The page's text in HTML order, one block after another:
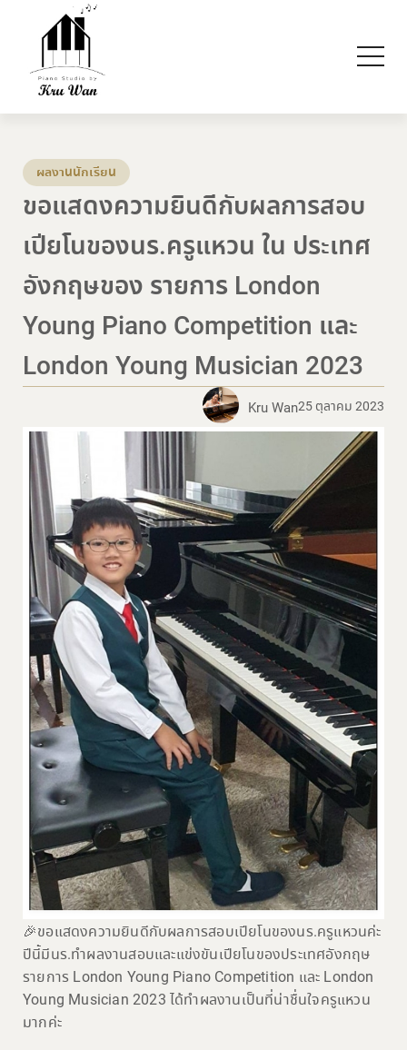
ผลงานนักเรียน
ขอแสดงความยินดีกับผลการสอบ
เปียโนของนร.ครูแหวน ใน ประเทศ
อังกฤษของ รายการ London
Young Piano Competition และ
London Young Musician 2023
25 ตุลาคม 2023
Kru Wan
🎉ขอแสดงความยินดีกับผลการสอบเปียโนของนร.ครูแหวนค่ะ
ปีนี้มีนร.ทำผลงานสอบและแข่งขันเปียโนของประเทศอังกฤษ
รายการ London Young Piano Competition และ London
Young Musician 2023 ได้ทำผลงานเป็นที่น่าชื่นใจครูแหวน
มากค่ะ